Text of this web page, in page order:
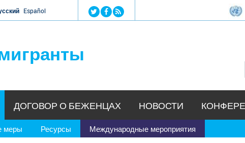
Jump to navigation
Español
меры Ресурсы Международные мероприятия
ДОГОВОР О БЕЖЕНЦАХ НОВОСТИ